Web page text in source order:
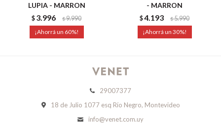
LUPIA - MARRON
$3.996 $9.990
60
- MARRON
$4.193 $5.990
30
29007377
18 de Julio 1077 esq Río Negro, Montevideo
info@venet.com.uy